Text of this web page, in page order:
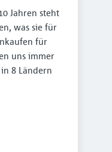
Jahren steht
was sie für
für
uns immer
8 Ländern